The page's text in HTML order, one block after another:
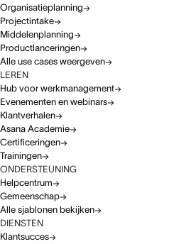
Organisatieplanning
Projectintake
Middelenplanning
Productlanceringen
Alle use cases weergeven
LEREN
Hub voor werkmanagement
Evenementen en webinars
Klantverhalen
Asana Academie
Certificeringen
Trainingen
ONDERSTEUNING
Helpcentrum
Gemeenschap
Alle sjablonen bekijken
DIENSTEN
Klantsucces